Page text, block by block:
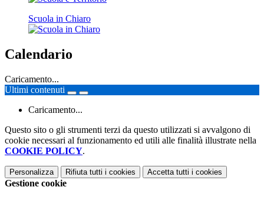
Scuola in Chiaro
Calendario
Caricamento...
Ultimi contenuti
Caricamento...
Questo sito o gli strumenti terzi da questo utilizzati si avvalgono di
cookie necessari al funzionamento ed utili alle finalità illustrate nella
COOKIE POLICY.
Personalizza Rifiuta tutti i cookies Accetta tutti i cookies
Gestione cookie